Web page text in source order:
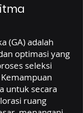
(GA) adalah
optimasi yang
seleksi
untuk secara
ruang